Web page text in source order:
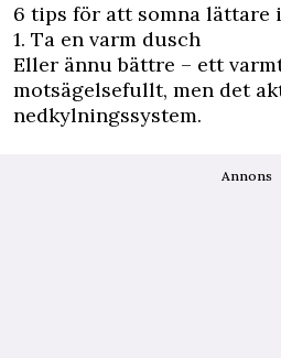
6 tips för att somna lättare
1. Ta en varm dusch
Eller ännu bättre – ett
motsägelsefullt, men det
nedkylningssystem.
Annons